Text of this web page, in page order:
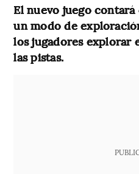
El nuevo juego
un modo de
los jugadores explorar
las pistas.